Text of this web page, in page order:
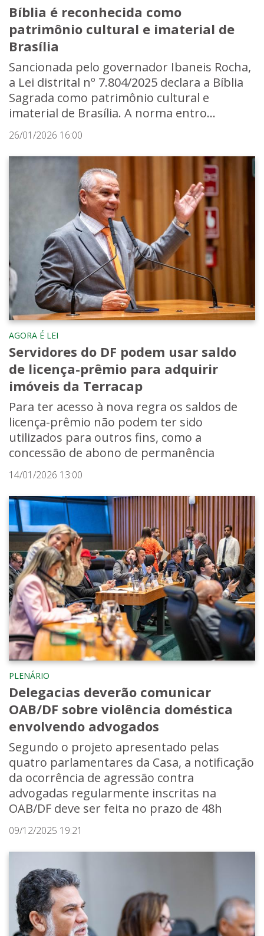
Bíblia é reconhecida como
patrimônio cultural e imaterial de
Brasília
Sancionada pelo governador Ibaneis Rocha,
a Lei distrital nº 7.804/2025 declara a Bíblia
Sagrada como patrimônio cultural e
imaterial de Brasília. A norma entro...
26/01/2026 16:00
AGORA É LEI
Servidores do DF podem usar saldo
de licença-prêmio para adquirir
imóveis da Terracap
Para ter acesso à nova regra os saldos de
licença-prêmio não podem ter sido
utilizados para outros fins, como a
concessão de abono de permanência
14/01/2026 13:00
PLENÁRIO
Delegacias deverão comunicar
OAB/DF sobre violência doméstica
envolvendo advogados
Segundo o projeto apresentado pelas
quatro parlamentares da Casa, a notificação
da ocorrência de agressão contra
advogadas regularmente inscritas na
OAB/DF deve ser feita no prazo de 48h
09/12/2025 19:21